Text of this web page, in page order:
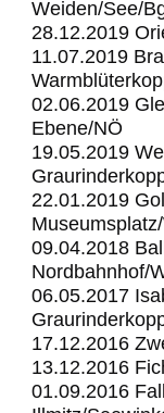
Weiden/See/
28.12.2019
11.07.2019
02.06.2019
Ebene/NÖ
19.05.2019
22.01.2019
09.04.2018
Nordbahnhof/
06.05.2017
17.12.2016
13.12.2016
01.09.2016